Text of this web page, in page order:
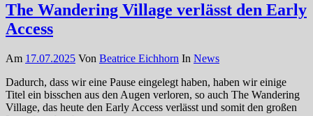
The Wandering Village verlässt den Early
Access
Am 17.07.2025 Von Beatrice Eichhorn In News
Dadurch, dass wir eine Pause eingelegt haben, haben wir einige
Titel ein bisschen aus den Augen verloren, so auch The Wandering
Village, das heute den Early Access verlässt und somit den großen